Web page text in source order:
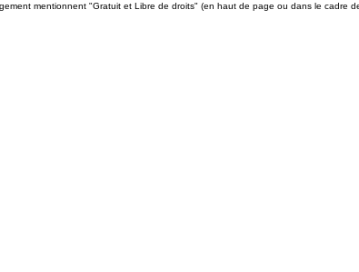
mentionnent "Gratuit et Libre de droits" (en haut de page ou dans le cadre